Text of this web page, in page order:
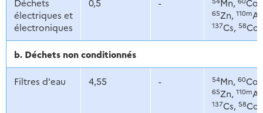
Déchets
électriques et
électroniques
0,5 - Mn, Co,
65Zn, 110m
137Cs, 58Co
b. Déchets non conditionnés
Filtres d'eau 4,55 - 54Mn, 60Co,
65Zn, 110m
137Cs, 58Co